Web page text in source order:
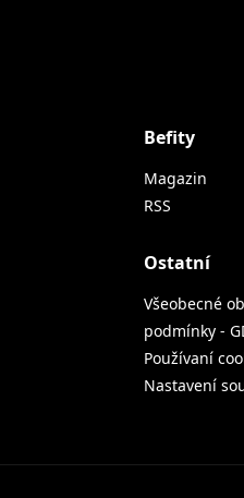
Befity
Magazin
RSS
Ostatní
Všeobecné
podmínky -
Používaní
Nastavení